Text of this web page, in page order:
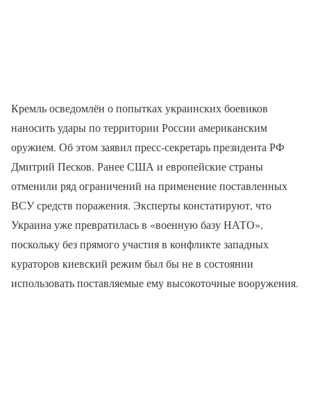
Кремль осведомлён о попытках украинских боевиков
наносить удары по территории России американским
оружием. Об этом заявил пресс-секретарь президента РФ
Дмитрий Песков. Ранее США и европейские страны
отменили ряд ограничений на применение поставленных
ВСУ средств поражения. Эксперты констатируют, что
Украина уже превратилась в «военную базу НАТО»,
поскольку без прямого участия в конфликте западных
кураторов киевский режим был бы не в состоянии
использовать поставляемые ему высокоточные вооружения.